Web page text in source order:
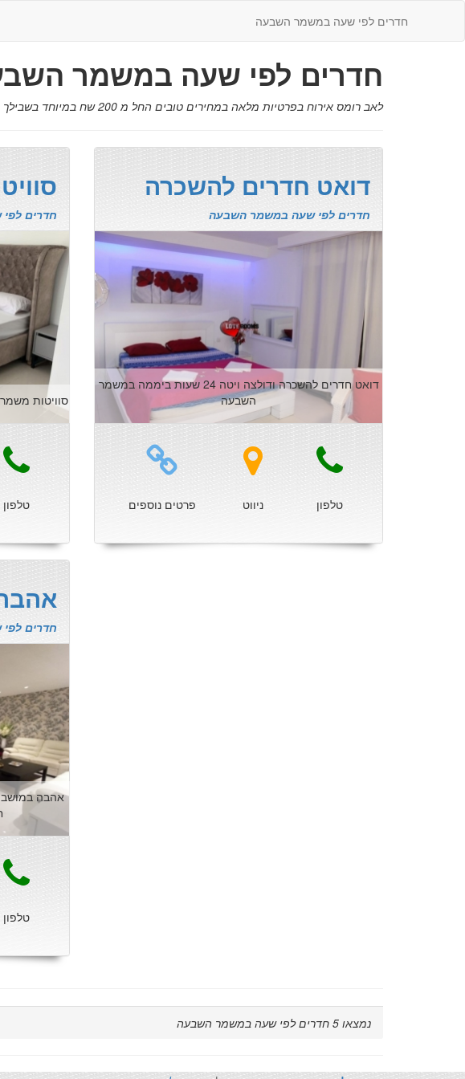
חדרים לפי שעה במשמר השבעה
חדרים לפי שעה במשמר
לאב רומס אירוח בפרטיות מלאה במחירים טובים החל מ 200 שח במיוחד בשבילך בחדרים לפי שעה במשמר השבעה
חדרים
סוויטות
טלפון
דואט חדרים להשכרה
חדרים לפי שעה במשמר השבעה
דואט חדרים להשכרה ודולצה ויטה 24 שעות ביממה במשמר
השבעה
טלפון ניווט פרטים נוספים
חדרים
טלפון
נמצאו 5 חדרים לפי שעה במשמר השבעה